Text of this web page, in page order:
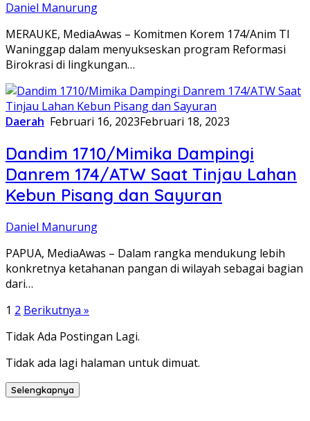
Daniel Manurung
MERAUKE, MediaAwas – Komitmen Korem 174/Anim TI
Waninggap dalam menyukseskan program Reformasi
Birokrasi di lingkungan…
Daerah Februari 16, 2023Februari 18, 2023
Dandim 1710/Mimika Dampingi
Danrem 174/ATW Saat Tinjau Lahan
Kebun Pisang dan Sayuran
Daniel Manurung
PAPUA, MediaAwas – Dalam rangka mendukung lebih
konkretnya ketahanan pangan di wilayah sebagai bagian
dari…
pos
1 2 Berikutnya »
Tidak Ada Postingan Lagi.
Tidak ada lagi halaman untuk dimuat.
Selengkapnya